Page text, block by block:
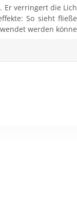
verringert die
So sieht
werden